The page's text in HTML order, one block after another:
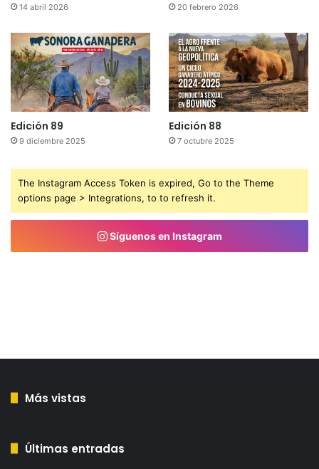
14 abril 2026 20 febrero 2026
Edición 89
9 diciembre 2025
Edición 88
7 octubre 2025
The Instagram Access Token is expired, Go to the Theme
options page > Integrations, to to refresh it.
Síguenos en Instagram
Más vistas
Últimas entradas